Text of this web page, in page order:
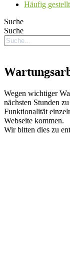
Häufig
Suche
Suche
Wegen wichtiger
nächsten Stunden
Funktionalität
Webseite kommen.
Wir bitten dies zu